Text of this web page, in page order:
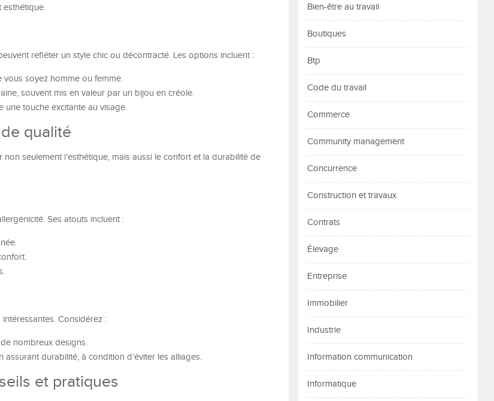
esthétique.
refléter un style chic ou décontracté. Les options incluent :
soyez homme ou femme.
souvent mis en valeur par un bijou en créole.
une touche excitante au visage.
qualité
seulement l’esthétique, mais aussi le confort et la durabilité de
Ses atouts incluent :
Considérez :
nombreux designs.
durabilité, à condition d’éviter les alliages.
et pratiques
Bien-être au travail
Boutiques
Btp
Code du travail
Commerce
Community management
Concurrence
Construction et travaux
Contrats
Élevage
Entreprise
Immobilier
Industrie
Information communication
Informatique